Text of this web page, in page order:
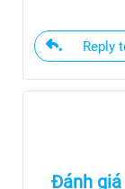
Reply
Đánh